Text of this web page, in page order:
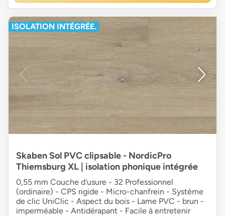
ISOLATION INTÉGRÉE.
Skaben Sol PVC clipsable - NordicPro
Thiemsburg XL | isolation phonique intégrée
0,55 mm Couche d'usure - 32 Professionnel
(ordinaire) - CPS rigide - Micro-chanfrein - Système
de clic UniClic - Aspect du bois - Lame PVC - brun -
imperméable - Antidérapant - Facile à entretenir